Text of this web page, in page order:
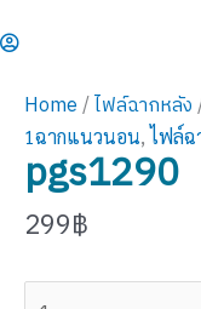
Home/ไฟล์ฉากหลัง
1ฉากแนวนอน,ไฟล์ฉ
pgs1290
299฿